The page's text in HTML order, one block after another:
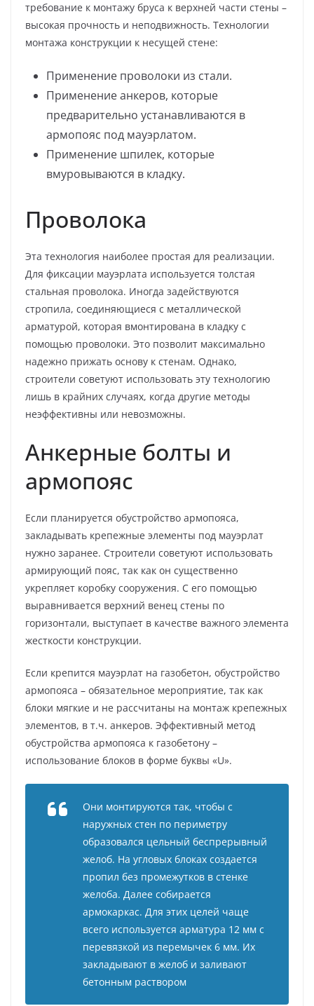
требование к монтажу бруса к верхней части стены –
высокая прочность и неподвижность. Технологии
монтажа конструкции к несущей стене:
Применение проволоки из стали.
Применение анкеров, которые
предварительно устанавливаются в
армопояс под мауэрлатом.
Применение шпилек, которые
вмуровываются в кладку.
Проволока
Эта технология наиболее простая для реализации.
Для фиксации мауэрлата используется толстая
стальная проволока. Иногда задействуются
стропила, соединяющиеся с металлической
арматурой, которая вмонтирована в кладку с
помощью проволоки. Это позволит максимально
надежно прижать основу к стенам. Однако,
строители советуют использовать эту технологию
лишь в крайних случаях, когда другие методы
неэффективны или невозможны.
Анкерные болты и
армопояс
Если планируется обустройство армопояса,
закладывать крепежные элементы под мауэрлат
нужно заранее. Строители советуют использовать
армирующий пояс, так как он существенно
укрепляет коробку сооружения. С его помощью
выравнивается верхний венец стены по
горизонтали, выступает в качестве важного элемента
жесткости конструкции.
Если крепится мауэрлат на газобетон, обустройство
армопояса – обязательное мероприятие, так как
блоки мягкие и не рассчитаны на монтаж крепежных
элементов, в т.ч. анкеров. Эффективный метод
обустройства армопояса к газобетону –
использование блоков в форме буквы «U».
Они монтируются так, чтобы с
наружных стен по периметру
образовался цельный беспрерывный
желоб. На угловых блоках создается
пропил без промежутков в стенке
желоба. Далее собирается
армокаркас. Для этих целей чаще
всего используется арматура 12 мм с
перевязкой из перемычек 6 мм. Их
закладывают в желоб и заливают
бетонным раствором